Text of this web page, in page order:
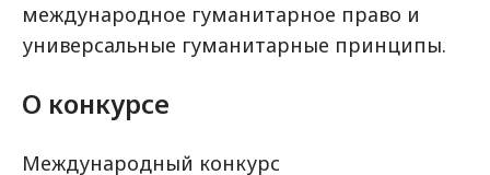
международное гуманитарное право и
универсальные гуманитарные принципы.
О конкурсе
Международный конкурс